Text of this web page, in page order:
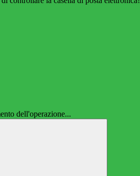
dell'operazione...